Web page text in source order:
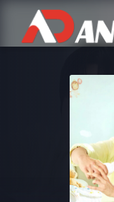
Авторизация
Запомнить